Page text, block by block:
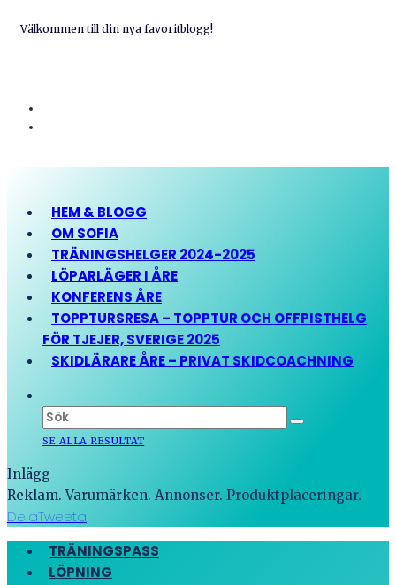
Välkommen till din nya favoritblogg!
HEM & BLOGG
OM SOFIA
TRÄNINGSHELGER 2024-2025
LÖPARLÄGER I ÅRE
KONFERENS ÅRE
TOPPTURSRESA – TOPPTUR OCH OFFPISTHELG
FÖR TJEJER, SVERIGE 2025
SKIDLÄRARE ÅRE – PRIVAT SKIDCOACHNING
SE ALLA RESULTAT
Inlägg
Reklam. Varumärken. Annonser. Produktplaceringar.
DelaTweeta
TRÄNINGSPASS
LÖPNING